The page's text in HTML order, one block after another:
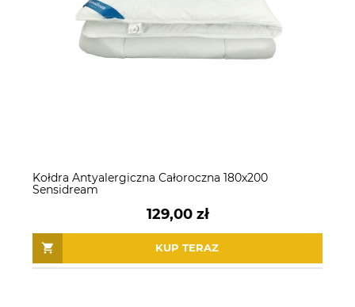
Kołdra Antyalergiczna Całoroczna 180x200
Sensidream
129,00 zł
KUP TERAZ